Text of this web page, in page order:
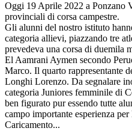
Oggi 19 Aprile 2022 a Ponzano
provinciali di corsa campestre.
Gli alunni del nostro istituto
categoria allievi, piazzando tre
prevedeva una corsa di duemila
El Aamrani Aymen secondo
Marco. Il quarto rappresentante
Longhi Lorenzo. Da segnalare
categoria Juniores femminile di
ben figurato pur essendo tutte
campo importante esperienza per
Caricamento...